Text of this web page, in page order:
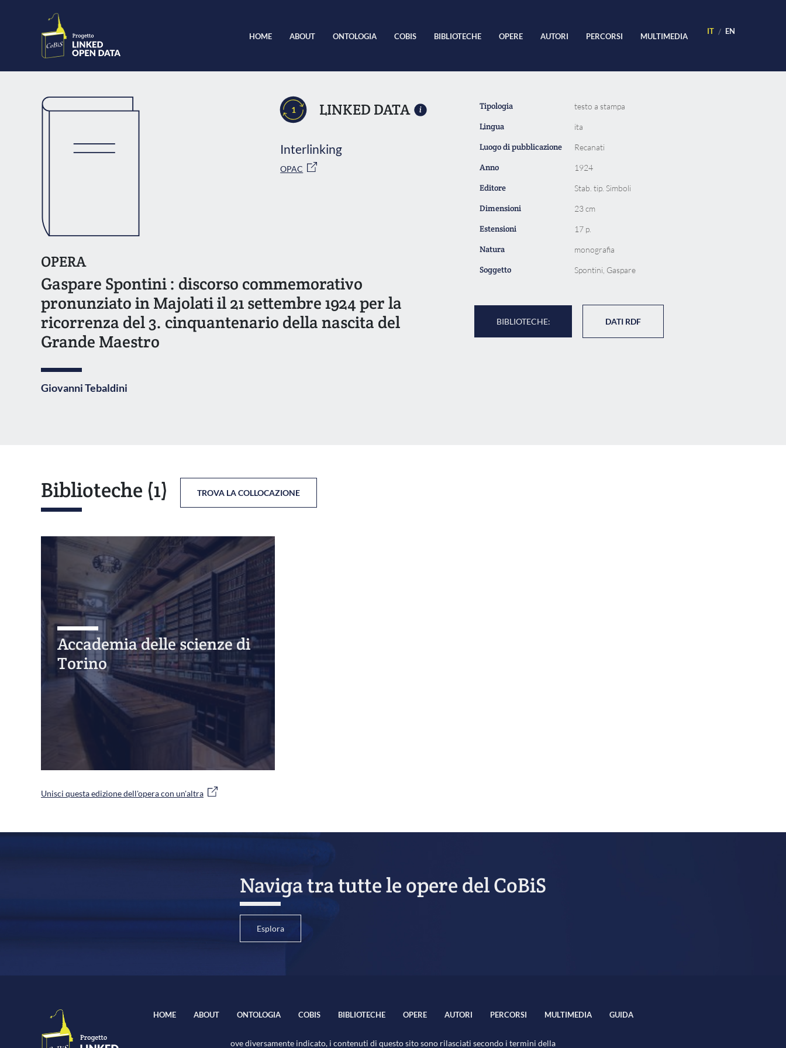
HOME ABOUT ONTOLOGIA COBIS BIBLIOTECHE OPERE AUTORI PERCORSI MULTIMEDIA IT EN
1 LINKED DATA
Interlinking
OPAC
OPERA
Gaspare Spontini : discorso commemorativo
pronunziato in Majolati il 21 settembre 1924 per la
ricorrenza del 3. cinquantenario della nascita del
Grande Maestro
Giovanni Tebaldini
Tipologia testo a stampa
Lingua ita
Luogo di pubblicazione Recanati
Anno 1924
Editore Stab. tip. Simboli
Dimensioni 23 cm
Estensioni 17 p.
Natura monografia
Soggetto Spontini, Gaspare
BIBLIOTECHE: DATI RDF
Biblioteche (1) TROVA LA COLLOCAZIONE
Accademia delle scienze di
Torino
Unisci questa edizione dell'opera con un'altra
Naviga tra tutte le opere del CoBiS
Esplora
HOME ABOUT ONTOLOGIA COBIS BIBLIOTECHE OPERE AUTORI PERCORSI MULTIMEDIA GUIDA
ove diversamente indicato, i contenuti di questo sito sono rilasciati secondo i termini della